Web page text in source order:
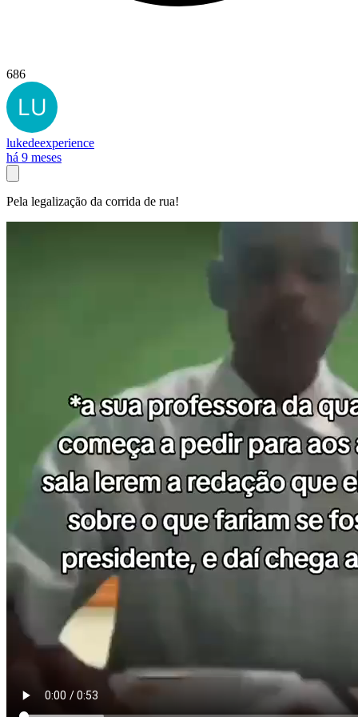
686
lukedeexperience
há 9 meses
Pela legalização da corrida de rua!